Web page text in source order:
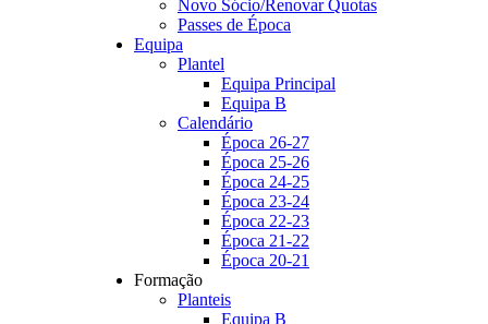
Novo Sócio/Renovar Quotas
Passes de Época
Equipa
Plantel
Equipa Principal
Equipa B
Calendário
Época 26-27
Época 25-26
Época 24-25
Época 23-24
Época 22-23
Época 21-22
Época 20-21
Formação
Planteis
Equipa B